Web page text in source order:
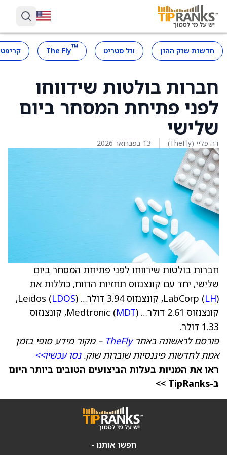
חדשות שוק ההון וול סטריט ™
The Fly
חברות בולטות שידווחו
לפני פתיחת המסחר ביום
שלישי
דה פליי (TheFly) 13 בפברואר 2026
חברות בולטות שידווחו לפני פתיחת המסחר ביום
שלישי, יחד עם קונצנזוס תחזיות הרווח, כוללות את
LabCorp (LH), קונצנזוס 3.94 דולר… Leidos ( LDOS
),
קונצנזוס 2.61 דולר… Medtronic (
MDT
), קונצנזוס
1.33 דולר.
פורסם לראשונה באתרTheFly – מקור מידע סופי בזמן
אמת לחדשות פיננסיות שוברות שוק.נסו עכשיו>>
ראו את המניות בעלות הביצועים הטובים ביותר היום
ב-TipRanks >>
חפשו אותנו -